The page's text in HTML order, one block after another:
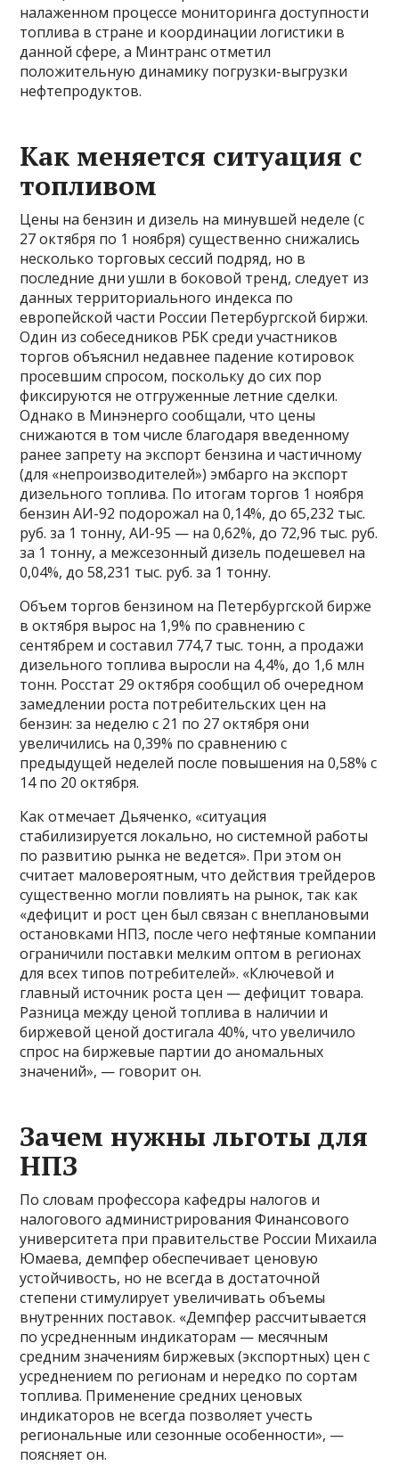
налаженном процессе мониторинга доступности
топлива в стране и координации логистики в
данной сфере, а Минтранс отметил
положительную динамику погрузки-выгрузки
нефтепродуктов.
Как меняется ситуация с
топливом
Цены на бензин и дизель на минувшей неделе (с
27 октября по 1 ноября) существенно снижались
несколько торговых сессий подряд, но в
последние дни ушли в боковой тренд, следует из
данных территориального индекса по
европейской части России Петербургской биржи.
Один из собеседников РБК среди участников
торгов объяснил недавнее падение котировок
просевшим спросом, поскольку до сих пор
фиксируются не отгруженные летние сделки.
Однако в Минэнерго сообщали, что цены
снижаются в том числе благодаря введенному
ранее запрету на экспорт бензина и частичному
(для «непроизводителей») эмбарго на экспорт
дизельного топлива. По итогам торгов 1 ноября
бензин АИ-92 подорожал на 0,14%, до 65,232 тыс.
руб. за 1 тонну, АИ-95 — на 0,62%, до 72,96 тыс. руб.
за 1 тонну, а межсезонный дизель подешевел на
0,04%, до 58,231 тыс. руб. за 1 тонну.
Объем торгов бензином на Петербургской бирже
в октября вырос на 1,9% по сравнению с
сентябрем и составил 774,7 тыс. тонн, а продажи
дизельного топлива выросли на 4,4%, до 1,6 млн
тонн. Росстат 29 октября сообщил об очередном
замедлении роста потребительских цен на
бензин: за неделю с 21 по 27 октября они
увеличились на 0,39% по сравнению с
предыдущей неделей после повышения на 0,58% с
14 по 20 октября.
Как отмечает Дьяченко, «ситуация
стабилизируется локально, но системной работы
по развитию рынка не ведется». При этом он
считает маловероятным, что действия трейдеров
существенно могли повлиять на рынок, так как
«дефицит и рост цен был связан с внеплановыми
остановками НПЗ, после чего нефтяные компании
ограничили поставки мелким оптом в регионах
для всех типов потребителей». «Ключевой и
главный источник роста цен — дефицит товара.
Разница между ценой топлива в наличии и
биржевой ценой достигала 40%, что увеличило
спрос на биржевые партии до аномальных
значений», — говорит он.
Зачем нужны льготы для
НПЗ
По словам профессора кафедры налогов и
налогового администрирования Финансового
университета при правительстве России Михаила
Юмаева, демпфер обеспечивает ценовую
устойчивость, но не всегда в достаточной
степени стимулирует увеличивать объемы
внутренних поставок. «Демпфер рассчитывается
по усредненным индикаторам — месячным
средним значениям биржевых (экспортных) цен с
усреднением по регионам и нередко по сортам
топлива. Применение средних ценовых
индикаторов не всегда позволяет учесть
региональные или сезонные особенности», —
поясняет он.